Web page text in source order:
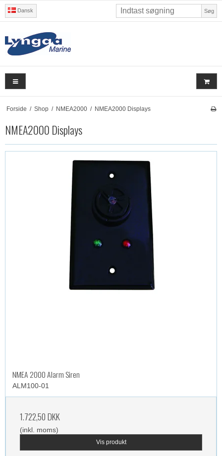
Dansk Søg
Forside / Shop / NMEA2000 / NMEA2000 Displays
NMEA2000 Displays
NMEA 2000 Alarm Siren
ALM100-01
1.722,50 DKK
(inkl. moms)
Vis produkt